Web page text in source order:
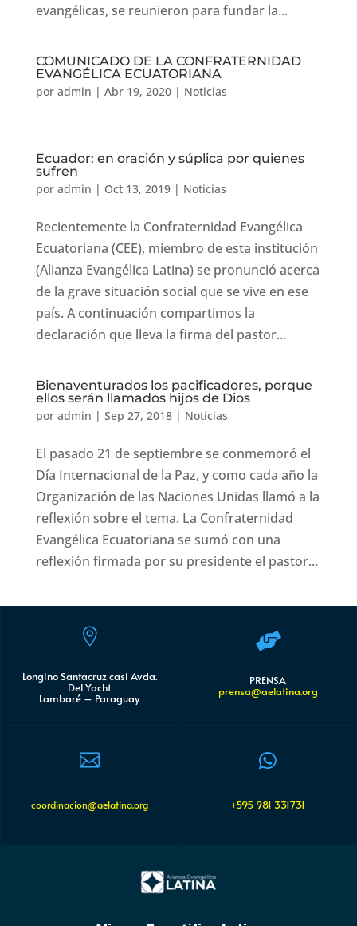
evangélicas, se reunieron para fundar la...
COMUNICADO DE LA CONFRATERNIDAD
EVANGÉLICA ECUATORIANA
por admin | Abr 19, 2020| Noticias
Ecuador: en oración y súplica por quienes
sufren
por admin | Oct 13, 2019| Noticias
Recientemente la Confraternidad Evangélica
Ecuatoriana (CEE), miembro de esta institución
(Alianza Evangélica Latina) se pronunció acerca
de la grave situación social que se vive en ese
país. A continuación compartimos la
declaración que lleva la firma del pastor...
Bienaventurados los pacificadores, porque
ellos serán llamados hijos de Dios
por admin | Sep 27, 2018| Noticias
El pasado 21 de septiembre se conmemoró el
Día Internacional de la Paz, y como cada año la
Organización de las Naciones Unidas llamó a la
reflexión sobre el tema. La Confraternidad
Evangélica Ecuatoriana se sumó con una
reflexión firmada por su presidente el pastor...

Longino Santacruz casi Avda.
Del Yacht
Lambaré – Paraguay

coordinacion@aelatina.org

PRENSA
prensa@aelatina.org

+595 981 331731